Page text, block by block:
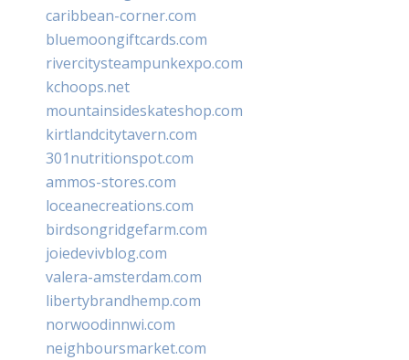
caribbean-corner.com
bluemoongiftcards.com
rivercitysteampunkexpo.com
kchoops.net
mountainsideskateshop.com
kirtlandcitytavern.com
301nutritionspot.com
ammos-stores.com
loceanecreations.com
birdsongridgefarm.com
joiedevivblog.com
valera-amsterdam.com
libertybrandhemp.com
norwoodinnwi.com
neighboursmarket.com